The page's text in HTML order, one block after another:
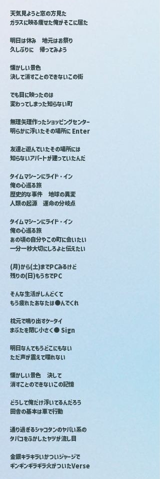
天気見ようと窓の方見た
ガラスに映る痩せた俺がそこに居た
明日は休み　地元はお祭り
久しぶりに　帰ってみよう
懐かしい景色
決して消すことのできないこの街
でも目に映ったのは
変わってしまった知らない町
無理矢理作ったショッピングセンター
明らかに浮いたその場所に Enter
友達と遊んでいたその場所には
知らないアパートが建っていたんだ
タイムマシーンにライド・イン
俺の心巡る旅
歴史的な事件　地球の異変
人類の起源　運命の分岐点
タイムマシーンにライド・イン
俺の心巡る旅
あの頃の自分やこの町に会いたい
一分一秒大切にしろよと伝えたい
(月)から(土)までPCみるけど
残りの(日)もうちでPC
そんな生活がしんどくて
もう疲れたあなたは●んでくれ
枕元で鳴り出すケータイ
まぶたを閉じ小さく● Sign
明日なんてもうどこにもない
ただ声が震えて喋れない
懐かしい景色　決して
消すことのできないこの記憶
どうして俺だけ浮いてるんだろう
田舎の基本は車で行動
通り過ぎるシャコタンのヤバい系の
タバコをふかしたヤツが流し目
金銀キラキラいかついジャージで
ギンギンギラギラ火がついたVerse